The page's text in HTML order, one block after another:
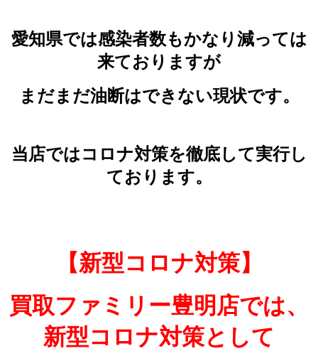
愛知県では感染者数もかなり減っては
来ておりますが
まだまだ油断はできない現状です。
当店ではコロナ対策を徹底して実行し
ております。
【新型コロナ対策】
買取ファミリー豊明店では、
新型コロナ対策として